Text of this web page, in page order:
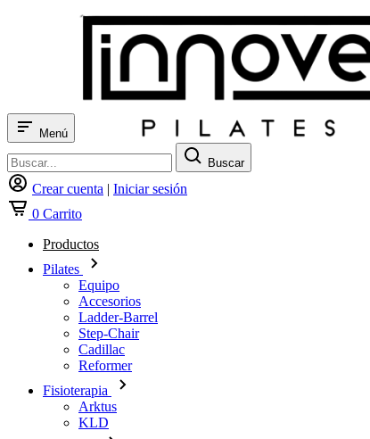
Menú
Buscar
Crear cuenta | Iniciar sesión
0 Carrito
Productos
Pilates
Equipo
Accesorios
Ladder-Barrel
Step-Chair
Cadillac
Reformer
Fisioterapia
Arktus
KLD